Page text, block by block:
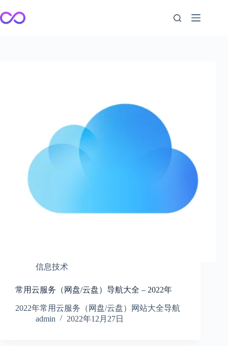
至
内
信息技术
常用云服务（网盘/云盘）导航大全 – 2022年
2022年常用云服务（网盘/云盘）网站大全导航
admin
2022年12月27日